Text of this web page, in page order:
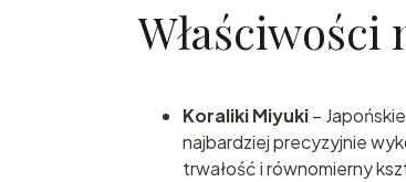
Właściwości
Koraliki Miyuki–
najbardziej precyzyjnie
trwałość i równomierny